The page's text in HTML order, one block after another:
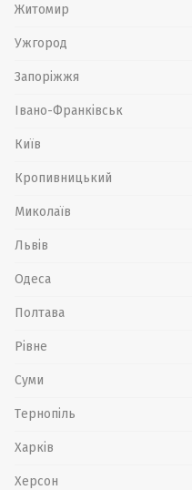
Житомир
Ужгород
Запоріжжя
Івано-Франківськ
Київ
Кропивницький
Миколаїв
Львів
Одеса
Полтава
Рівне
Суми
Тернопіль
Харків
Херсон